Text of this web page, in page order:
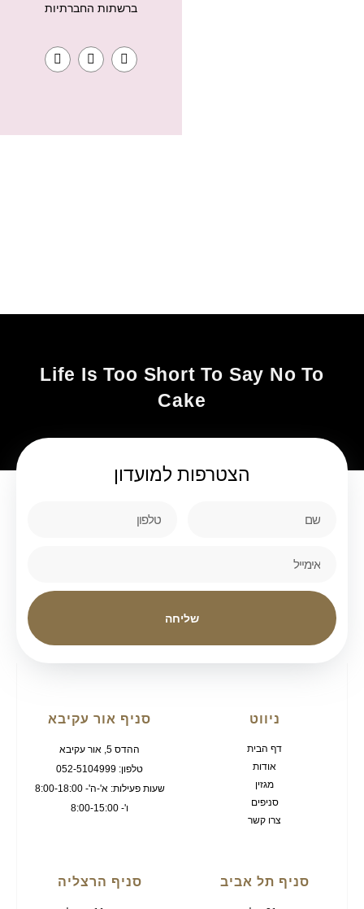
ברשתות החברתיות
Life Is Too Short To Say No To
Cake
הצטרפות למועדון
שליחה
ניווט
דף הבית
אודות
מגזין
סניפים
צרו קשר
סניף אור עקיבא
ההדס 5, אור עקיבא
טלפון: 052-5104999
שעות פעילות: א'-ה'- 8:00-18:00
ו'- 8:00-15:00
סניף תל אביב סניף הרצליה